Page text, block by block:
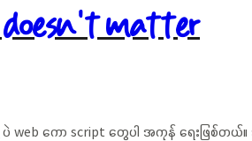
matter
ကော script တွေပါ အကုန် ရေးဖြစ်တယ်။